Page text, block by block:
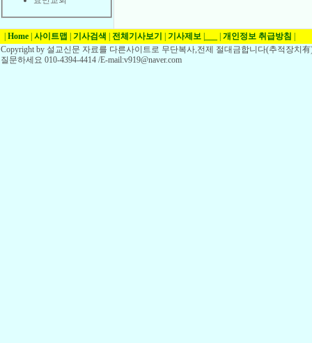
Home 사이트맵 기사검색 전체기사보기 기사제보 개인정보 취급방침
Copyright by 설교신문 자료를 다른사이트로 무단복사,전제 절대금합니다(추적장치
질문하세요 010-4394-4414 /E-mail:v919@naver.com